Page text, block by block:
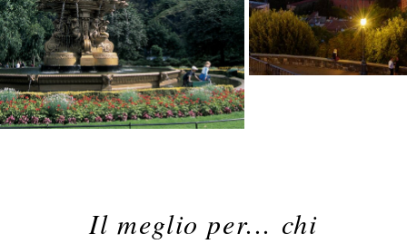
Il meglio per... chi